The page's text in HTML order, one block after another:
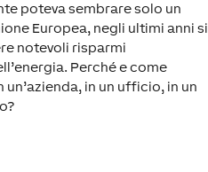
poteva sembrare solo un
Europea, negli ultimi anni si
notevoli risparmi
Perché e come
in un ufficio, in un